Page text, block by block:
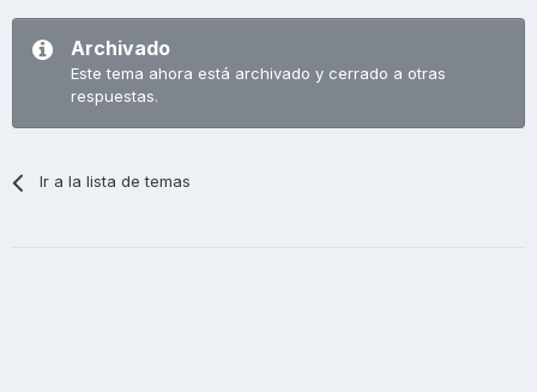
Archivado
Este tema ahora está archivado y cerrado a otras
respuestas.
Ir a la lista de temas